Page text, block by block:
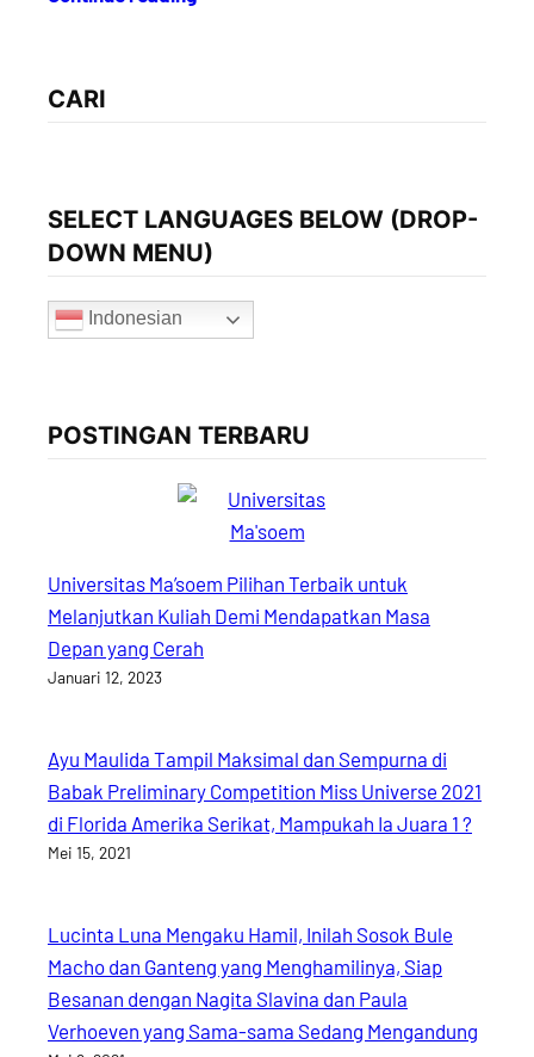
CARI
SELECT LANGUAGES BELOW (DROP-
DOWN MENU)
Indonesian
POSTINGAN TERBARU
Universitas Ma’soem Pilihan Terbaik untuk
Melanjutkan Kuliah Demi Mendapatkan Masa
Depan yang Cerah
Januari 12, 2023
Ayu Maulida Tampil Maksimal dan Sempurna di
Babak Preliminary Competition Miss Universe 2021
di Florida Amerika Serikat, Mampukah Ia Juara 1 ?
Mei 15, 2021
Lucinta Luna Mengaku Hamil, Inilah Sosok Bule
Macho dan Ganteng yang Menghamilinya, Siap
Besanan dengan Nagita Slavina dan Paula
Verhoeven yang Sama-sama Sedang Mengandung